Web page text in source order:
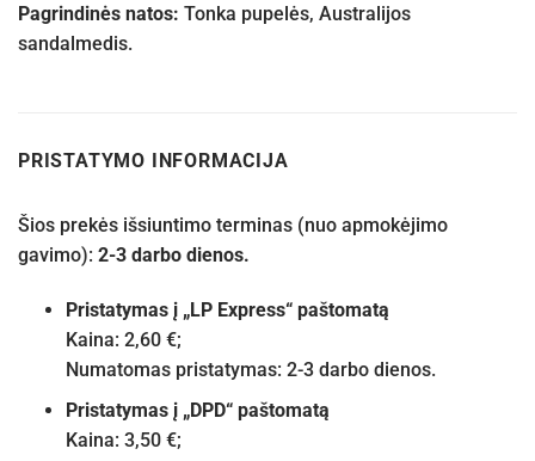
Pagrindinės natos: Tonka pupelės, Australijos
sandalmedis.
PRISTATYMO INFORMACIJA
Šios prekės išsiuntimo terminas (nuo apmokėjimo
gavimo): 2-3 darbo dienos.
Pristatymas į „LP Express“ paštomatą
Kaina: 2,60 €;
Numatomas pristatymas: 2-3 darbo dienos.
Pristatymas į „DPD“ paštomatą
Kaina: 3,50 €;